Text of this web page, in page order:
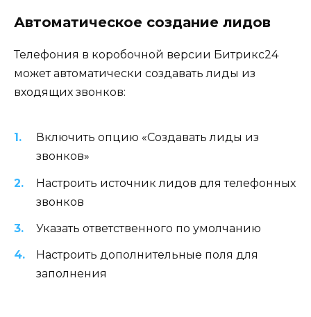
Автоматическое создание лидов
Телефония в коробочной версии Битрикс24
может автоматически создавать лиды из
входящих звонков:
Включить опцию «Создавать лиды из
звонков»
Настроить источник лидов для телефонных
звонков
Указать ответственного по умолчанию
Настроить дополнительные поля для
заполнения